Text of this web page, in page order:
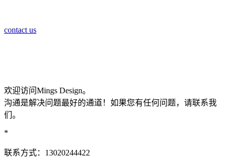
contact us
欢迎访问Mings Design。
沟通是解决问题最好的通道！如果您有任何问题，请联系我
们。
*
联系方式：13020244422